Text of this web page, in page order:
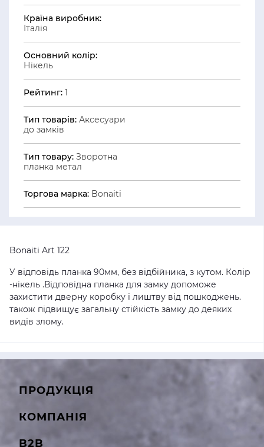
Країна виробник:
Італія
Основний колір:
Нікель
Рейтинг: 1
Тип товарів: Аксесуари
до замків
Тип товару: Зворотна
планка метал
Торгова марка: Bonaiti
Bonaiti Art 122
У відповідь планка 90мм, без відбійника, з кутом. Колір
-нікель .Відповідна планка для замку допоможе
захистити дверну коробку і лиштву від пошкоджень.
також підвищує загальну стійкість замку до деяких
видів злому.
ПРОДУКЦІЯ
КОМПАНІЯ
B2B